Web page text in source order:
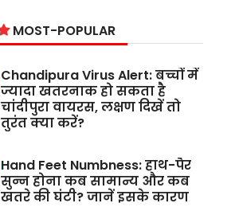
MOST-POPULAR
Chandipura Virus Alert: बच्चों में
ज्यादा खतरनाक हो सकता है
चांदीपुरा वायरस, लक्षण दिखें तो
तुरंत क्या करें?
Hand Feet Numbness: हाथ-पैर
सुन्न होना कब सामान्य और कब
खतरे की घंटी? जानें इसके कारण